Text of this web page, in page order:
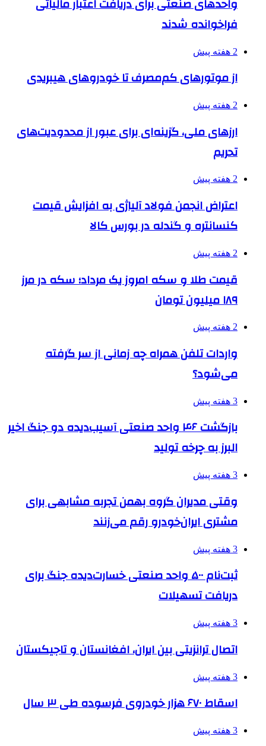
واحدهای صنعتی برای دریافت اعتبار مالیاتی
فراخوانده شدند
2 هفته پیش
از موتورهای کم‌مصرف تا خودروهای هیبریدی
2 هفته پیش
ارزهای ملی، گزینه‌ای برای عبور از محدودیت‌های
تحریم
2 هفته پیش
اعتراض انجمن فولاد آلیاژی به افزایش قیمت
کنسانتره و گندله در بورس کالا
2 هفته پیش
قیمت طلا و سکه امروز یک مرداد؛ سکه در مرز
۱۸۹ میلیون تومان
2 هفته پیش
واردات تلفن همراه چه زمانی از سر گرفته
می‌شود؟
3 هفته پیش
بازگشت ۴۶ واحد صنعتی آسیب‌دیده دو جنگ اخیر
البرز به چرخه تولید
3 هفته پیش
وقتی مدیران گروه بهمن تجربه مشابهی برای
مشتری ایران‌خودرو رقم می‌زنند
3 هفته پیش
ثبت‌نام ۵۰۰ واحد صنعتی خسارت‌دیده جنگ برای
دریافت تسهیلات
3 هفته پیش
اتصال ترانزیتی بین ایران، افغانستان و تاجیکستان
3 هفته پیش
اسقاط ۶۷۰ هزار خودروی فرسوده طی ۳ سال
3 هفته پیش